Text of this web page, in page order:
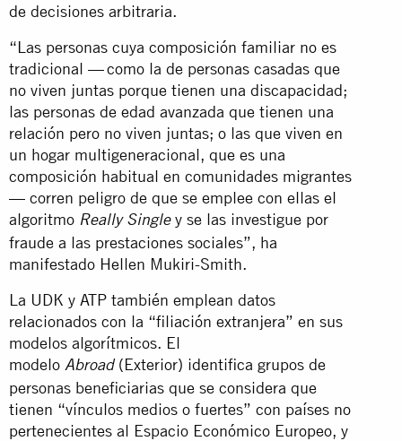
de decisiones arbitraria.
“Las personas cuya composición familiar no es
tradicional — como la de personas casadas que
no viven juntas porque tienen una discapacidad;
las personas de edad avanzada que tienen una
relación pero no viven juntas; o las que viven en
un hogar multigeneracional, que es una
composición habitual en comunidades migrantes
— corren peligro de que se emplee con ellas el
algoritmo Really Singley se las investigue por
fraude a las prestaciones sociales”, ha
manifestado Hellen Mukiri-Smith.
La UDK y ATP también emplean datos
relacionados con la “filiación extranjera” en sus
modelos algorítmicos. El
modelo Abroad(Exterior) identifica grupos de
personas beneficiarias que se considera que
tienen “vínculos medios o fuertes” con países no
pertenecientes al Espacio Económico Europeo, y